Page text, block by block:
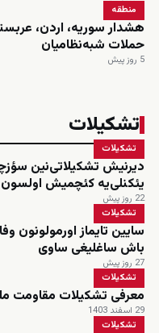
منطقه
هشدار سوریه، اردن،
حملات شبه‌نظامیان
5 روز پیش
تشکیلات
تشکیلات
دیرنیش تشکیلاتی‌نین
یئکنلی‌یه کئچمیش اولسون
22 روز پیش
تشکیلات
سایین تایماز اورمولونون
باش ساغلیغی ساوی
27 روز پیش
تشکیلات
معرفی تشکیلات مقاومت
29 اسفند 1403
تشکیلات